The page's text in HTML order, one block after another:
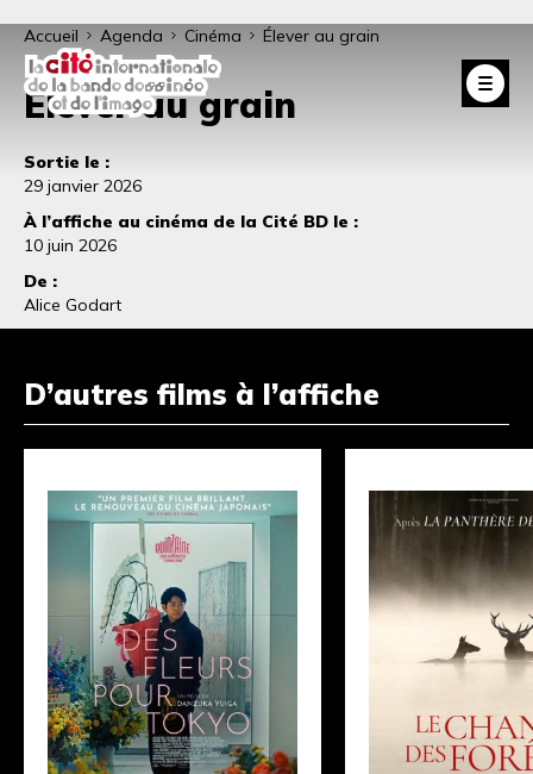
Aller
contenu
Fil
d'Ariane
Accueil Agenda Cinéma Élever au grain
Élever au grain
Sortie le :
29 janvier 2026
À l’affiche au cinéma de la Cité BD le :
10 juin 2026
De :
Alice Godart
D’autres films à l’affiche